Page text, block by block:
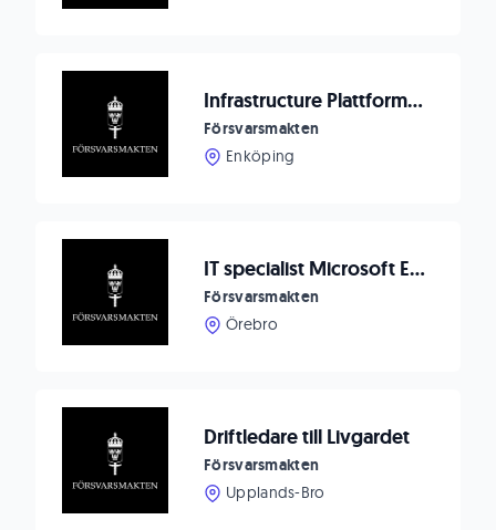
Infrastructure Plattform Engineer
Försvarsmakten
Enköping
IT specialist Microsoft Exchange
Försvarsmakten
Örebro
Driftledare till Livgardet
Försvarsmakten
Upplands-Bro